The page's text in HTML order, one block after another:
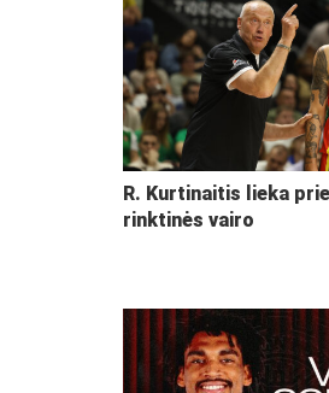
R. Kurtinaitis lieka
rinktinės vairo